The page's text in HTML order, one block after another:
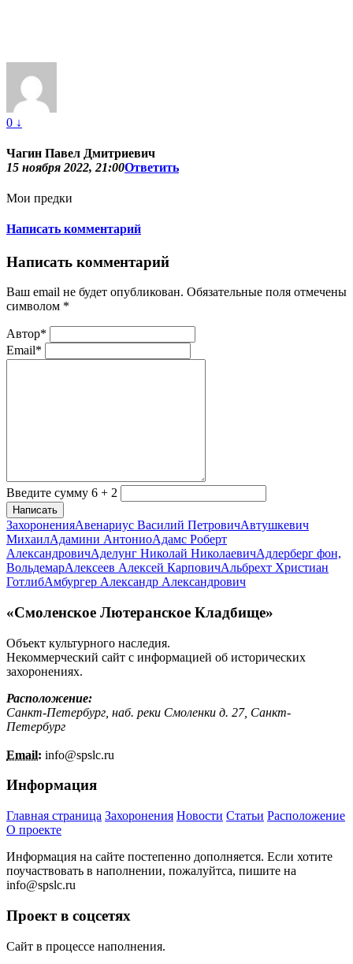
0 ↓
Чагин Павел Дмитриевич
15 ноября 2022, 21:00Ответить
Мои предки
Написать комментарий
Написать комментарий
Ваш email не будет опубликован. Обязательные поля отмечены
символом *
Автор*
Email*
Введите сумму 6 + 2
Написать
ЗахороненияАвенариус Василий ПетровичАвтушкевич
МихаилАдамини АнтониоАдамс Роберт
АлександровичАделунг Николай НиколаевичАдлерберг фон,
ВольдемарАлексеев Алексей КарповичАльбрехт Христиан
ГотлибАмбургер Александр Александрович
«Смоленское Лютеранское Кладбище»
Объект культурного наследия.
Некоммерческий сайт с информацией об исторических
захоронениях.
Расположение:
Санкт-Петербург, наб. реки Смоленки д. 27, Санкт-
Петербург
Email: info@spslc.ru
Информация
Главная страница Захоронения Новости Статьи Расположение
О проекте
Информация на сайте постепенно дополняется. Если хотите
поучаствовать в наполнении, пожалуйтса, пишите на
info@spslc.ru
Проект в соцсетях
Сайт в процессе наполнения.